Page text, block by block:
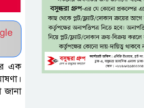
এক
সিলেটে বাস
নিহত ৮
নগ্ন প্রেমে,